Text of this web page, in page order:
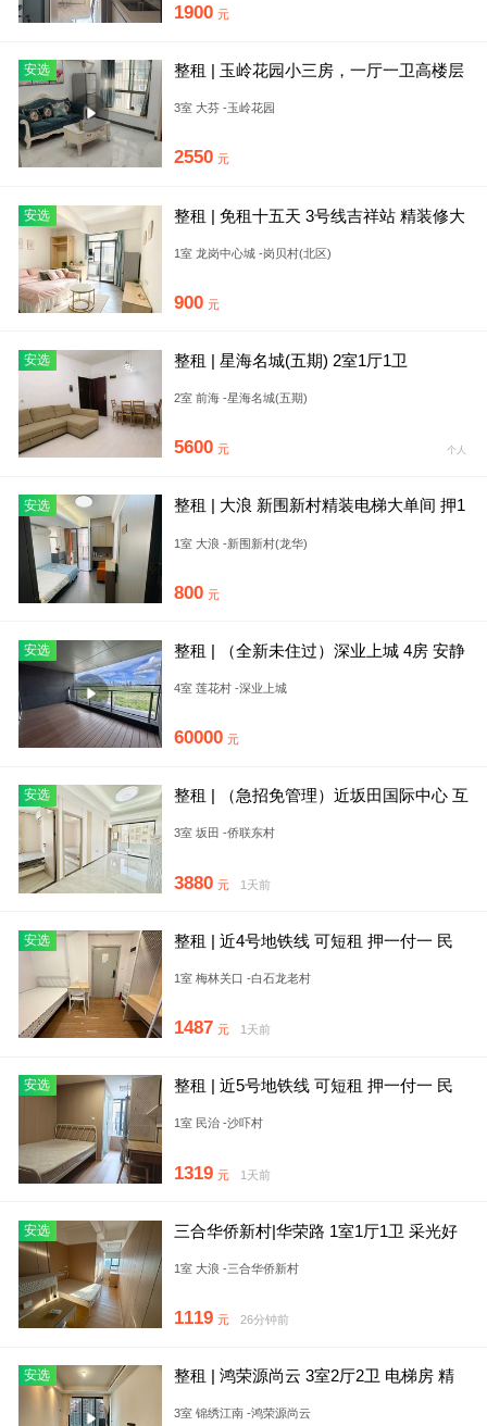
1900 元
安选
整租 | 玉岭花园小三房，一厅一卫高楼层
3室 大芬 -玉岭花园
2550 元
安选
整租 | 免租十五天 3号线吉祥站 精装修大
1室 龙岗中心城 -岗贝村(北区)
900 元
安选 整租 | 星海名城(五期) 2室1厅1卫
2室 前海 -星海名城(五期)
5600 元 个人
安选
整租 | 大浪 新围新村精装电梯大单间 押1
1室 大浪 -新围新村(龙华)
800 元
安选
整租 | （全新未住过）深业上城 4房 安静
4室 莲花村 -深业上城
60000 元
安选
整租 | （急招免管理）近坂田国际中心 互
3室 坂田 -侨联东村
3880 元 1天前
安选
整租 | 近4号地铁线 可短租 押一付一 民
1室 梅林关口 -白石龙老村
1487 元 1天前
安选
整租 | 近5号地铁线 可短租 押一付一 民
1室 民治 -沙吓村
1319 元 1天前
安选
三合华侨新村|华荣路 1室1厅1卫 采光好
1室 大浪 -三合华侨新村
1119 元 26分钟前
安选
整租 | 鸿荣源尚云 3室2厅2卫 电梯房 精
3室 锦绣江南 -鸿荣源尚云